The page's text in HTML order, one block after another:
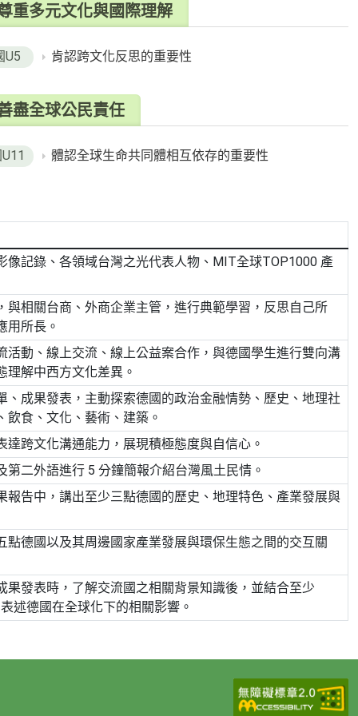
重多元文化與國際理解
U5 肯認跨文化反思的重要性
盡全球公民責任
U11 體認全球生命共同體相互依存的重要性
像記錄、各領域台灣之光代表人物、MIT全球TOP1000 產
與相關台商、外商企業主管，進行典範學習，反思自己所
用所長。
活動、線上交流、線上公益案合作，與德國學生進行雙向溝
理解中西方文化差異。
、成果發表，主動探索德國的政治金融情勢、歷史、地理社
飲食、文化、藝術、建築。
達跨文化溝通能力，展現積極態度與自信心。
第二外語進行 5 分鐘簡報介紹台灣風土民情。
報告中，講出至少三點德國的歷史、地理特色、產業發展與
點德國以及其周邊國家產業發展與環保生態之間的交互關
果發表時，了解交流國之相關背景知識後，並結合至少
述德國在全球化下的相關影響。